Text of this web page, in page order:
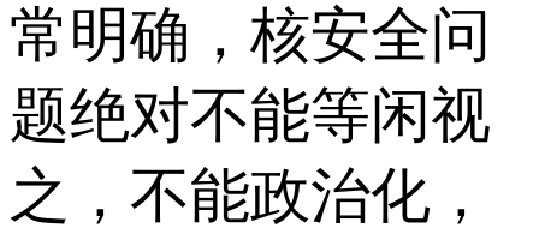
常明确，核安全问
题绝对不能等闲视
之，不能政治化，